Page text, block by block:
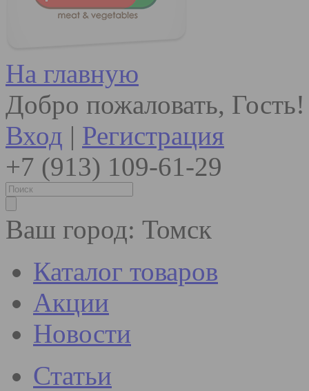
На главную
Добро пожаловать, Гость!
Вход | Регистрация
+7 (913) 109-61-29
Ваш город: Томск
Каталог товаров
Акции
Новости
Статьи